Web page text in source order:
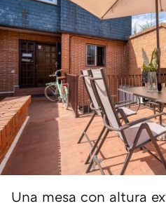
Una mesa con altura